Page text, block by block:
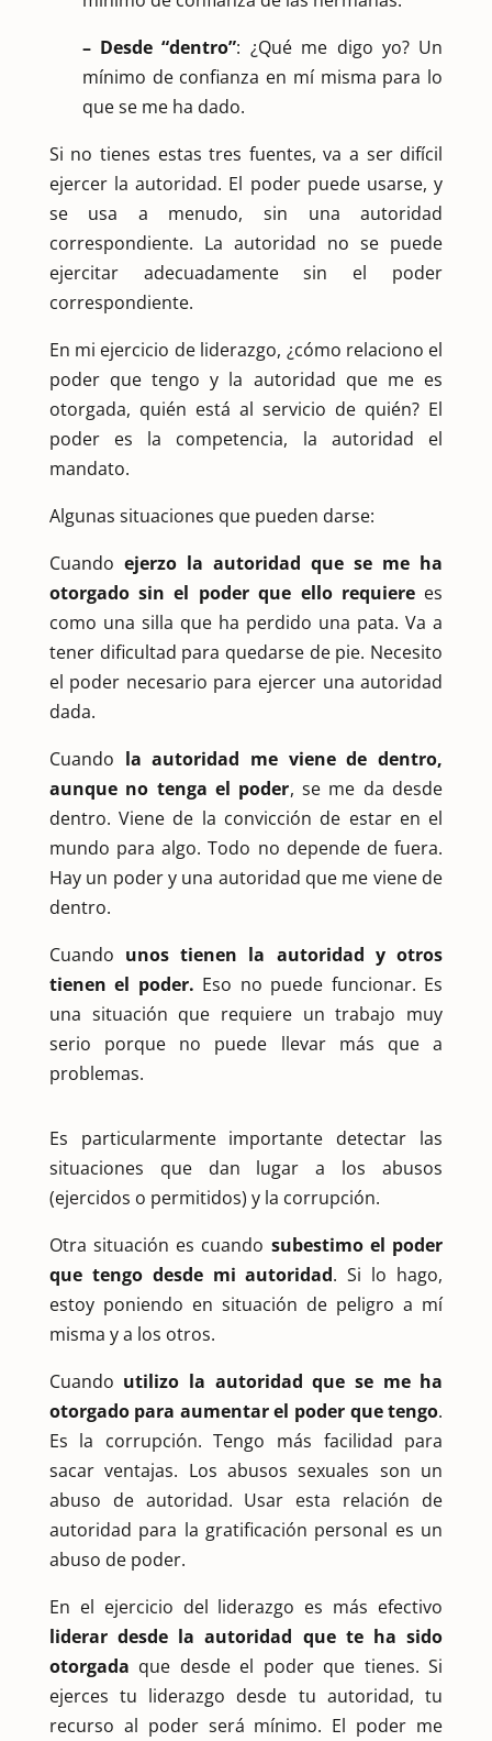
– Desde “dentro”: ¿Qué me digo yo? Un
mínimo de confianza en mí misma para lo
que se me ha dado.
Si no tienes estas tres fuentes, va a ser difícil
ejercer la autoridad. El poder puede usarse, y
se usa a menudo, sin una autoridad
correspondiente. La autoridad no se puede
ejercitar adecuadamente sin el poder
correspondiente.
En mi ejercicio de liderazgo, ¿cómo relaciono el
poder que tengo y la autoridad que me es
otorgada, quién está al servicio de quién? El
poder es la competencia, la autoridad el
mandato.
Algunas situaciones que pueden darse:
Cuando ejerzo la autoridad que se me ha
otorgado sin el poder que ello requierees
como una silla que ha perdido una pata. Va a
tener dificultad para quedarse de pie. Necesito
el poder necesario para ejercer una autoridad
dada.
Cuando la autoridad me viene de dentro,
aunque no tenga el poder, se me da desde
dentro. Viene de la convicción de estar en el
mundo para algo. Todo no depende de fuera.
Hay un poder y una autoridad que me viene de
dentro.
Cuando unos tienen la autoridad y otros
tienen el poder. Eso no puede funcionar. Es
una situación que requiere un trabajo muy
serio porque no puede llevar más que a
problemas.
Es particularmente importante detectar las
situaciones que dan lugar a los abusos
(ejercidos o permitidos) y la corrupción.
Otra situación es cuando subestimo el poder
que tengo desde mi autoridad. Si lo hago,
estoy poniendo en situación de peligro a mí
misma y a los otros.
Cuando utilizo la autoridad que se me ha
otorgado para aumentar el poder que tengo.
Es la corrupción. Tengo más facilidad para
sacar ventajas. Los abusos sexuales son un
abuso de autoridad. Usar esta relación de
autoridad para la gratificación personal es un
abuso de poder.
En el ejercicio del liderazgo es más efectivo
liderar desde la autoridad que te ha sido
otorgada que desde el poder que tienes. Si
ejerces tu liderazgo desde tu autoridad, tu
recurso al poder será mínimo. El poder me